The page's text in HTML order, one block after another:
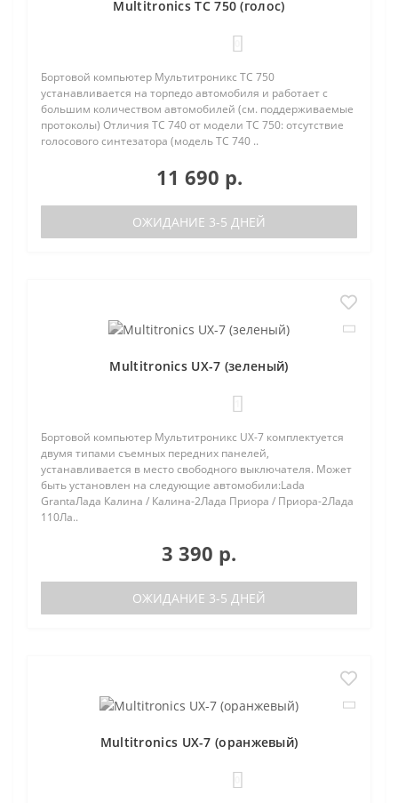
Multitronics TC 750 (голос)
Бортовой компьютер Мультитроникс TC 750
устанавливается на торпедо автомобиля и работает с
большим количеством автомобилей (см. поддерживаемые
протоколы) Отличия TC 740 от модели TC 750: отсутствие
голосового синтезатора (модель TC 740 ..
11 690 р.
ОЖИДАНИЕ 3-5 ДНЕЙ
Multitronics UX-7 (зеленый)
Бортовой компьютер Мультитроникс UX-7 комплектуется
двумя типами съемных передних панелей,
устанавливается в место свободного выключателя. Может
быть установлен на следующие автомобили:Lada
GrantaЛада Калина / Калина-2Лада Приора / Приора-2Лада
110Ла..
3 390 р.
ОЖИДАНИЕ 3-5 ДНЕЙ
Multitronics UX-7 (оранжевый)